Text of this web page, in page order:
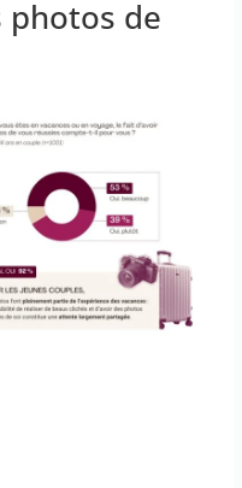
photos de